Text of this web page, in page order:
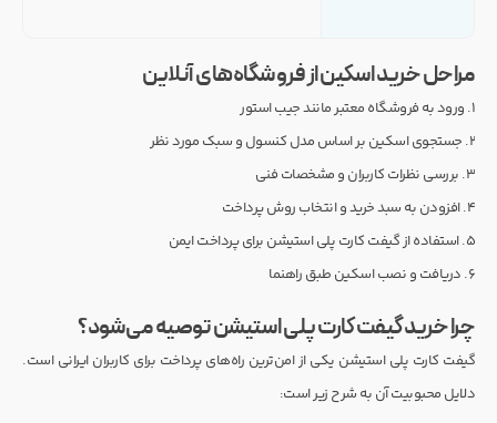
مراحل خرید اسکین از فروشگاه‌های آنلاین
۱. ورود به فروشگاه معتبر مانند جیب استور
۲. جستجوی اسکین بر اساس مدل کنسول و سبک مورد نظر
۳. بررسی نظرات کاربران و مشخصات فنی
۴. افزودن به سبد خرید و انتخاب روش پرداخت
۵. استفاده از گیفت کارت پلی استیشن برای پرداخت ایمن
۶. دریافت و نصب اسکین طبق راهنما
چرا خرید گیفت کارت پلی استیشن توصیه می‌شود؟
گیفت کارت پلی استیشن یکی از امن‌ترین راه‌های پرداخت برای کاربران ایرانی است.
دلایل محبوبیت آن به شرح زیر است: